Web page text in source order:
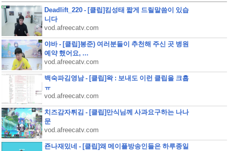
Deadlift_220 - [클립]킴성태 짧게 드릴말씀이 있습
니다
vod.afreecatv.com
야바 - [클립]봉준) 여러분들이 추천해 주신 곳 병원
예약 했어요, ...
vod.afreecatv.com
백숙파김영남 - [클립]왁 : 보내도 이런 클립을 크흡
ㅠ
vod.afreecatv.com
치즈감자튀김 - [클립]만식님께 사과요구하는 나나
문
vod.afreecatv.com
죤나재밌네 - [클립]왜 메이플방송인들은 하루종일